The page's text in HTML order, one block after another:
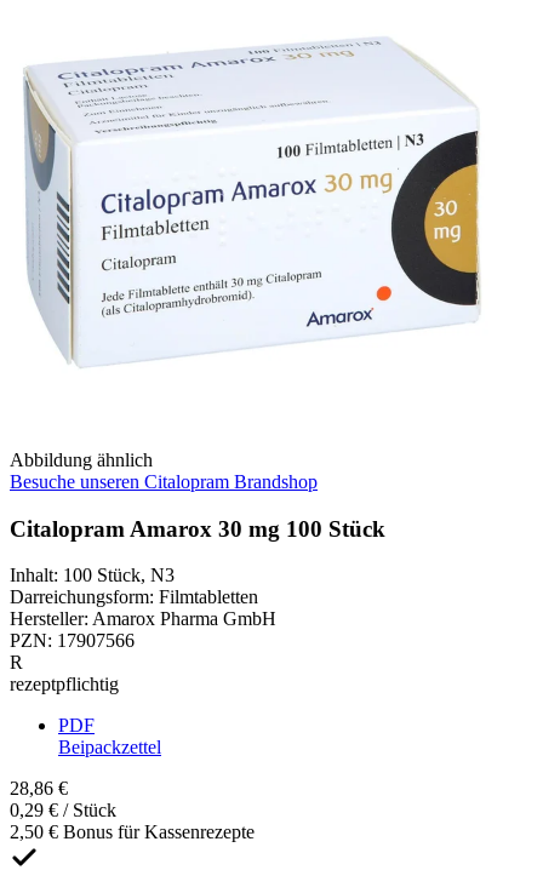
Abbildung ähnlich
Besuche unseren Citalopram Brandshop
Citalopram Amarox 30 mg 100 Stück
Inhalt: 100 Stück, N3
Darreichungsform: Filmtabletten
Hersteller: Amarox Pharma GmbH
PZN: 17907566
R
rezeptpflichtig
PDF
Beipackzettel
28,86 €
0,29 € / Stück
2,50 € Bonus für Kassenrezepte